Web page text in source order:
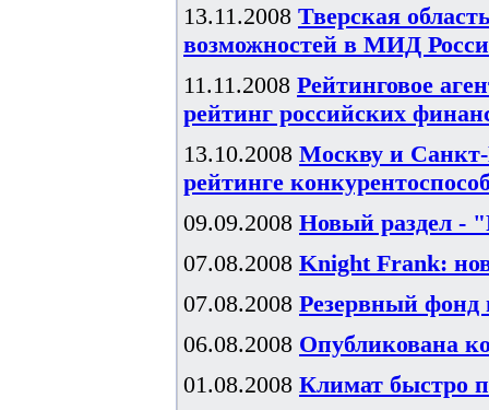
13.11.2008 Тверская
возможностей в МИД
11.11.2008 Рейтинговое
рейтинг российских
13.10.2008 Москву и
рейтинге
09.09.2008 Новый раздел -
07.08.2008 Knight Frank:
07.08.2008 Резервный фонд
06.08.2008 Опубликована
01.08.2008 Климат быстро